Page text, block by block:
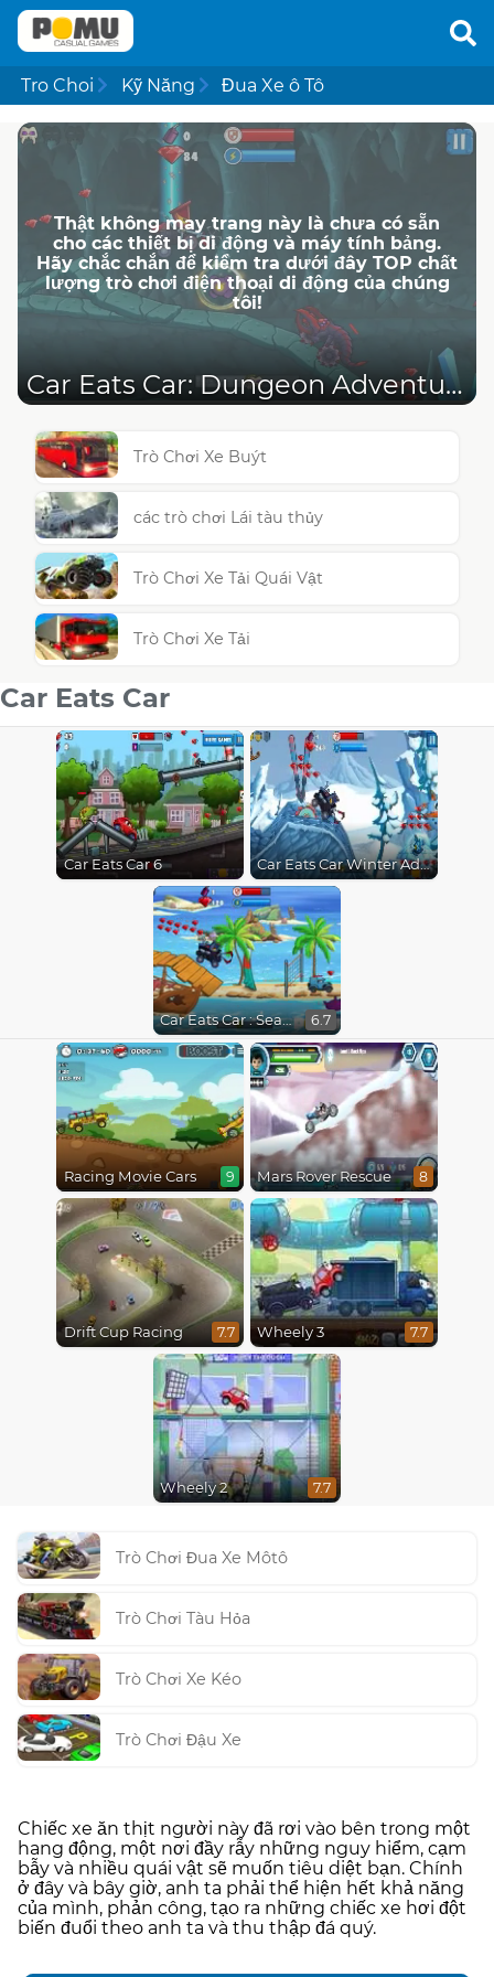
Tro Choi Kỹ Năng Đua Xe ô Tô
Thật không may trang này là chưa có sẵn
cho các thiết bị di động và máy tính bảng.
Hãy chắc chắn để kiểm tra dưới đây TOP chất
lượng trò chơi điện thoại di động của chúng
tôi!
Car Eats Car: Dungeon Adventure
Trò Chơi Xe Buýt
các trò chơi Lái tàu thủy
Trò Chơi Xe Tải Quái Vật
Trò Chơi Xe Tải
Car Eats Car
Car Eats Car 6 Car Eats Car Winter Adventure
Car Eats Car : Sea Adventure 6.7
Racing Movie Cars 9 Mars Rover Rescue 8
Drift Cup Racing 7.7 Wheely 3 7.7
Wheely 2 7.7
Trò Chơi Đua Xe Môtô
Trò Chơi Tàu Hỏa
Trò Chơi Xe Kéo
Trò Chơi Đậu Xe
Chiếc xe ăn thịt người này đã rơi vào bên trong một
hang động, một nơi đầy rẫy những nguy hiểm, cạm
bẫy và nhiều quái vật sẽ muốn tiêu diệt bạn. Chính
ở đây và bây giờ, anh ta phải thể hiện hết khả năng
của mình, phản công, tạo ra những chiếc xe hơi đột
biến đuổi theo anh ta và thu thập đá quý.